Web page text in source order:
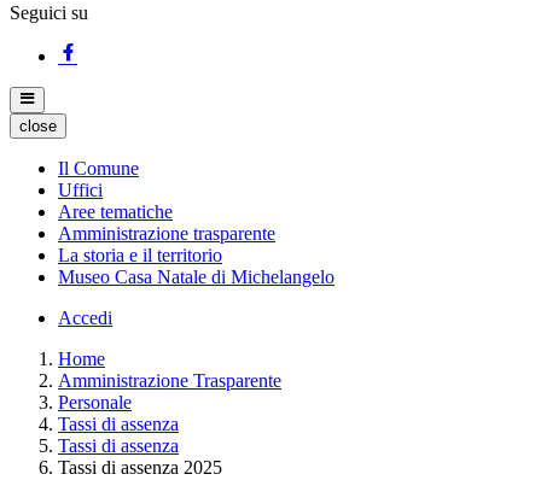
Seguici su
close
Il Comune
Uffici
Aree tematiche
Amministrazione trasparente
La storia e il territorio
Museo Casa Natale di Michelangelo
Accedi
Home
Amministrazione Trasparente
Personale
Tassi di assenza
Tassi di assenza
Tassi di assenza 2025